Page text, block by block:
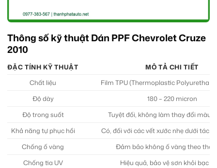
Thông số kỹ thuật Dán PPF Chevrolet Cruze
2010
ĐẶC TÍNH KỸ THUẬT
MÔ TẢ CHI TIẾT
Chất liệu
Film TPU (Thermoplastic
Độ dày
180 – 220 micron
Độ trong suốt
Tuyệt đối, không làm thay đổi màu
Khả năng tự phục hồi
Có, đối với các vết xước nhẹ dưới tác
Chống ố vàng
Đảm bảo không ố vàng theo thời
Chống tia UV
Hiệu quả, bảo vệ sơn khỏi bạc